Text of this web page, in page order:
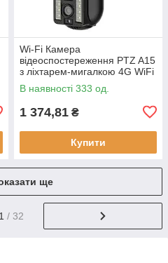
Wi-Fi Камера
відеоспостереження PTZ A15
з ліхтарем-мигалкою 4G WiFi
Вулична відеокамера з
керуванням від телефону,
В наявності 333 од.
1 374,81 ₴
Купити
ще
1 / 32